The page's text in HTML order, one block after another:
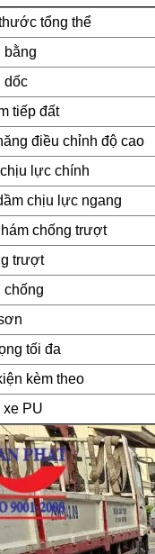
tổng thể
bằng
dốc
tiếp đất
điều chỉnh độ cao
lực chính
chịu lực ngang
chống trượt
trượt
chống
tối đa
kèm theo
xe PU